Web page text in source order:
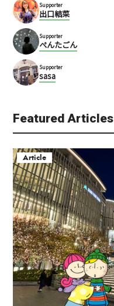
Supporter
出口結菜
Supporter
ぺんたごん
Supporter
sasa
Featured Articles
Article